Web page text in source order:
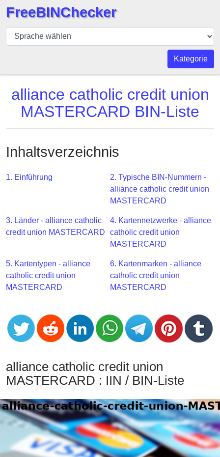
BIN
Prüfer
BIN
Nummer
BIN
API
BIN
Generator
BIN
Checker
CC
Generator
Banks
Credit
Credit
Card
Random
Credit
Card
Generator
Generate
Credit
Card
from
FreeBINChecker
Kategorie
alliance catholic credit union
MASTERCARD BIN-Liste
Inhaltsverzeichnis
1. Einführung
2. Typische BIN-Nummern -
alliance catholic credit union
MASTERCARD
3. Länder - alliance catholic
credit union MASTERCARD
4. Kartennetzwerke - alliance
catholic credit union
MASTERCARD
5. Kartentypen - alliance
catholic credit union
MASTERCARD
6. Kartenmarken - alliance
catholic credit union
MASTERCARD
alliance catholic credit union
MASTERCARD : IIN / BIN-Liste